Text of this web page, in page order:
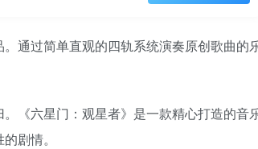
通过简单直观的四轨系统演奏原创歌曲的
《六星门：观星者》是一款精心打造的音
剧情。